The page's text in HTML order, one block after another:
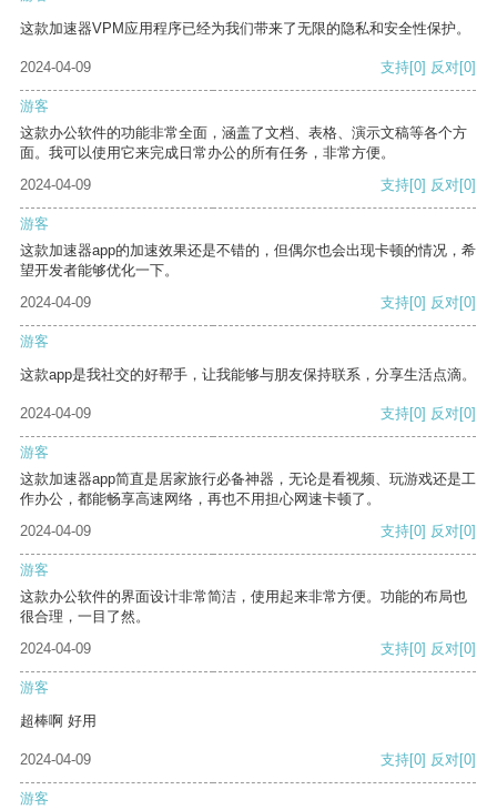
这款加速器VPM应用程序已经为我们带来了无限的隐私和安全性保护。
2024-04-09 支持[0] 反对[0]
游客
这款办公软件的功能非常全面，涵盖了文档、表格、演示文稿等各个方
面。我可以使用它来完成日常办公的所有任务，非常方便。
2024-04-09
支持[0] 反对[0]
游客
这款加速器app的加速效果还是不错的，但偶尔也会出现卡顿的情况，希
望开发者能够优化一下。
2024-04-09
支持[0] 反对[0]
游客
这款app是我社交的好帮手，让我能够与朋友保持联系，分享生活点滴。
2024-04-09 支持[0] 反对[0]
游客
这款加速器app简直是居家旅行必备神器，无论是看视频、玩游戏还是工
作办公，都能畅享高速网络，再也不用担心网速卡顿了。
2024-04-09
支持[0] 反对[0]
游客
这款办公软件的界面设计非常简洁，使用起来非常方便。功能的布局也
很合理，一目了然。
2024-04-09
支持[0] 反对[0]
游客
超棒啊 好用
2024-04-09 支持[0] 反对[0]
游客